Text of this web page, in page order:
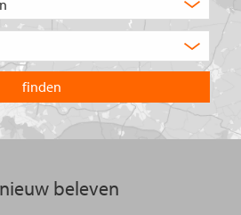
product
u?
land
waarin
u
wilt
zoeken.
beleven